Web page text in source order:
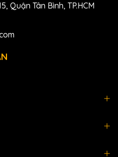
để dễ chơi
khiển thực hành tuyệt vời
các công cụ ảo
các giọng hợp âm
bỏ các nốt sai, để thể
Quận Tân Bình, TP.HCM